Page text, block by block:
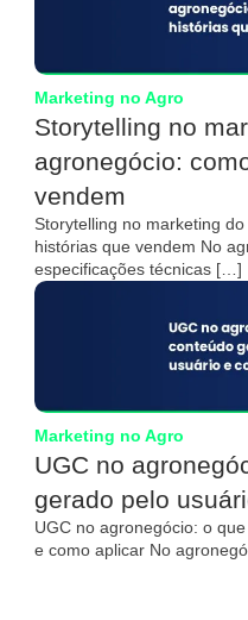
Marketing no Agro
Storytelling no
agronegócio:
vendem
Storytelling no marketing
histórias que vendem No
especificações técnicas […]
Marketing no Agro
UGC no
gerado pelo
UGC no agronegócio: o
e como aplicar No